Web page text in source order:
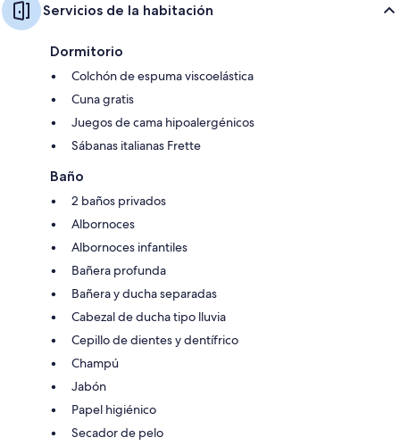
Servicios de la habitación
Dormitorio
Colchón de espuma viscoelástica
Cuna gratis
Juegos de cama hipoalergénicos
Sábanas italianas Frette
Baño
2 baños privados
Albornoces
Albornoces infantiles
Bañera profunda
Bañera y ducha separadas
Cabezal de ducha tipo lluvia
Cepillo de dientes y dentífrico
Champú
Jabón
Papel higiénico
Secador de pelo